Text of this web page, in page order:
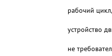
рабочий
устройство
не